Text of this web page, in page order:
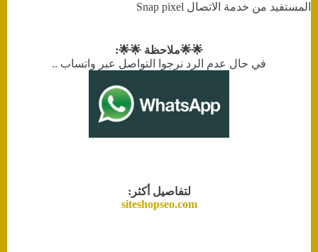
المستفيد من خدمة الاتصال Snap pixel
🌟🌟ملاحظة 🌟🌟:
في حال عدم الرد نرجوا التواصل عبر واتساب ..
لتفاصيل أكثر:
siteshopseo.com